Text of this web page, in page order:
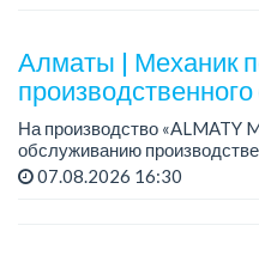
Алматы | Механик
На производство «ALMATY
обслуживанию
Зарплата: до 500 000 тенге.
07.08.2026 16:30